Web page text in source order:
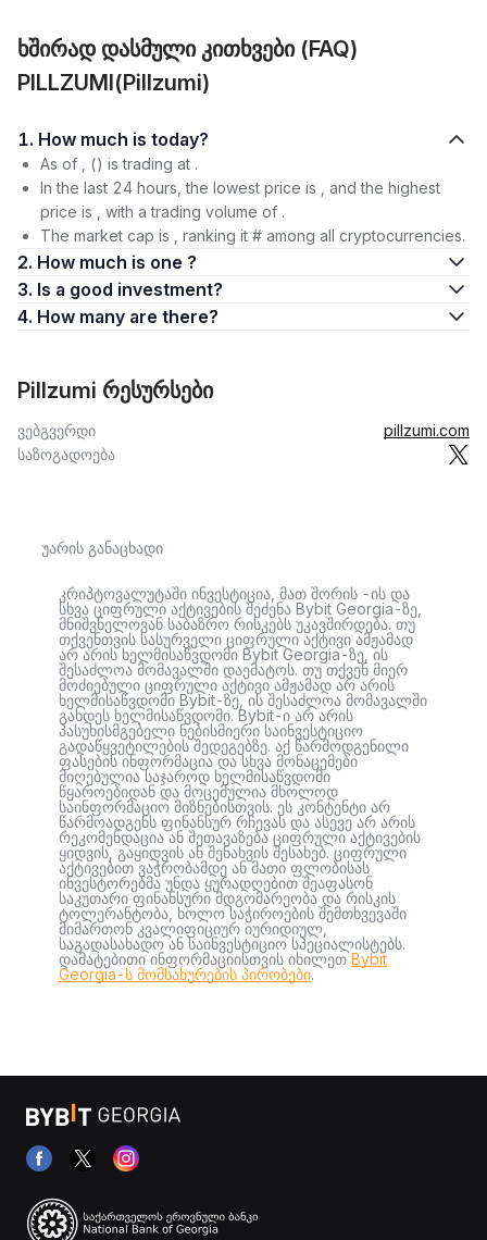
ხშირად დასმული კითხვები (FAQ)
PILLZUMI(Pillzumi)
1. How much is today?
As of , () is trading at .
In the last 24 hours, the lowest price is , and the highest
price is , with a trading volume of .
The market cap is , ranking it # among all cryptocurrencies.
2. How much is one ?
3. Is a good investment?
4. How many are there?
Pillzumi რესურსები
ვებგვერდი
pillzumi.com
საზოგადოება
უარის განაცხადი
კრიპტოვალუტაში ინვესტიცია, მათ შორის -ის და
სხვა ციფრული აქტივების შეძენა Bybit Georgia-ზე,
მნიშვნელოვან საბაზრო რისკებს უკავშირდება. თუ
თქვენთვის სასურველი ციფრული აქტივი ამჟამად
არ არის ხელმისაწვდომი Bybit Georgia-ზე, ის
შესაძლოა მომავალში დაემატოს. თუ თქვენ მიერ
მოძიებული ციფრული აქტივი ამჟამად არ არის
ხელმისაწვდომი Bybit-ზე, ის შესაძლოა მომავალში
გახდეს ხელმისაწვდომი. Bybit-ი არ არის
პასუხისმგებელი ნებისმიერი საინვესტიციო
გადაწყვეტილების შედეგებზე. აქ წარმოდგენილი
ფასების ინფორმაცია და სხვა მონაცემები
მიღებულია საჯაროდ ხელმისაწვდომი
წყაროებიდან და მოცემულია მხოლოდ
საინფორმაციო მიზნებისთვის. ეს კონტენტი არ
წარმოადგენს ფინანსურ რჩევას და ასევე არ არის
რეკომენდაცია ან შეთავაზება ციფრული აქტივების
ყიდვის, გაყიდვის ან შენახვის შესახებ. ციფრული
აქტივებით ვაჭრობამდე ან მათი ფლობისას
ინვესტორებმა უნდა ყურადღებით შეაფასონ
საკუთარი ფინანსური მდგომარეობა და რისკის
ტოლერანტობა, ხოლო საჭიროების შემთხვევაში
მიმართონ კვალიფიციურ იურიდიულ,
საგადასახადო ან საინვესტიციო სპეციალისტებს.
დამატებითი ინფორმაციისთვის იხილეთBybit
Georgia-ს მომსახურების პირობები.